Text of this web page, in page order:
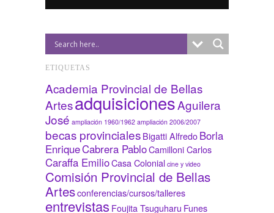
ETIQUETAS
Academia Provincial de Bellas
ArtesadquisicionesAguilera
José ampliación 1960/1962 ampliación 2006/2007
becas provincialesBigatti AlfredoBorla
EnriqueCabrera PabloCamilloni Carlos
Caraffa EmilioCasa Colonial cine y video
Comisión Provincial de Bellas
Artesconferencias/cursos/talleres
entrevistas Foujita Tsuguharu Funes